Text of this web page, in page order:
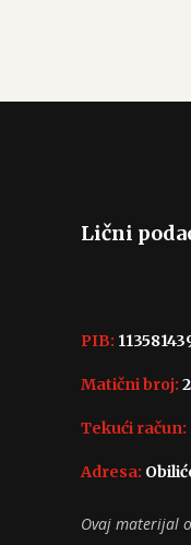
Lični
PIB:
Matični broj:
Tekući račun:
Adresa:
Ovaj materijal